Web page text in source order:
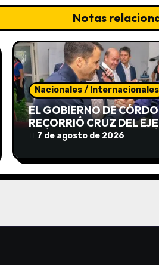
Notas
Nacionales / Internacionales
EL GOBIERNO DE
RECORRIÓ CRUZ DEL
CRÉDITOS,
7 de agosto de 2026